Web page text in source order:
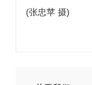
(张忠苹 摄)